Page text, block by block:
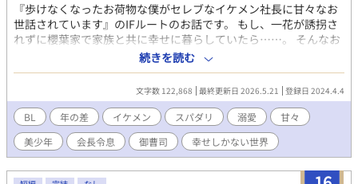
『歩けなくなったお荷物な僕がセレブなイケメン社長に甘々なお
世話されています』のIFルートのお話です。 もし、一花が誘拐さ
れずに櫻葉家で家族と共に幸せに暮らしていたら……。 そんなお
話が読みたいというリクエストをいただいて書いたお話なので、
みんなが優しく甘々で溺愛しかない世界となっています。 あらす
じ 櫻葉一眞には美しい妻ともうすぐ小学生になる可愛い息子・一
花がいる。 妻が旅行予定の日にシッターが急遽休みになってしま
い、一眞は可愛い一花を連れて会社に行くことに。そこで出会う
人はみんな可愛い一花の虜になってしまう。そして、ある御曹司
と出会うことになったのだが……。 短編で出そうかと思いました
が、需要があれば続きを征哉視点でも書くかも……ということで
連載で投稿しています。 一眞視点なので、今のところはR18はあ
続きを読む
文字数 122,868 最終更新日 2026.5.21 登録日 2024.4.4
BL 年の差 イケメン スパダリ 溺愛
甘々
美少年
会長令息 御曹司 幸せしかない世界